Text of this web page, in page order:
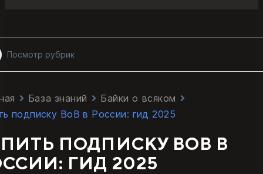
Посмотр рубрик
База знаний
Байки о всяком
подписку ВоВ в России: гид 2025
ПОДПИСКУ ВОВ В
ГИД 2025